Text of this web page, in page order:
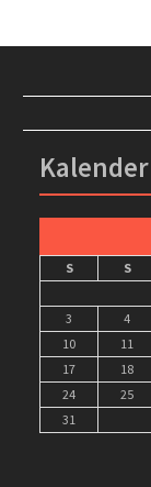
S S
3
4
10
11
17
18
24
25
31